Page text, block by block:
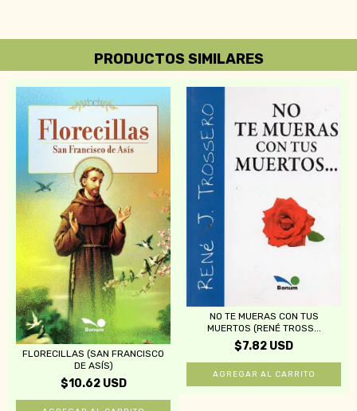
PRODUCTOS SIMILARES
FLORECILLAS (SAN FRANCISCO
DE ASÍS)
$10.62 USD
NO TE MUERAS CON TUS
MUERTOS (RENÉ TROSS...
$7.82 USD